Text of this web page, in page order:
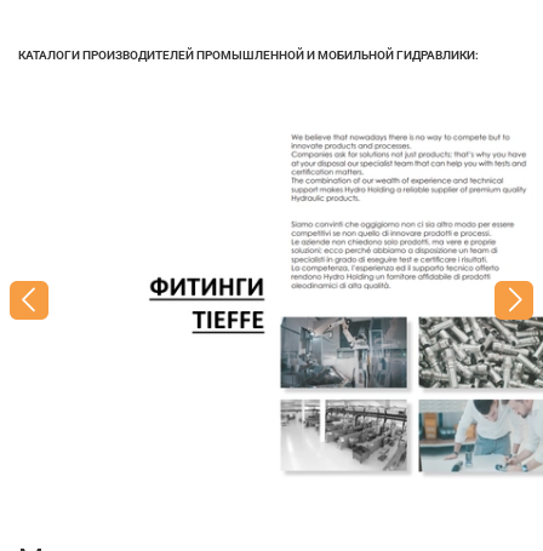
КАТАЛОГИ ПРОИЗВОДИТЕЛЕЙ ПРОМЫШЛЕННОЙ И МОБИЛЬНОЙ ГИДРАВЛИКИ: